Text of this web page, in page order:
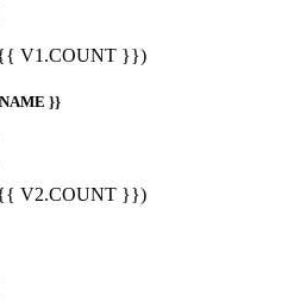
V1.COUNT }})
}}
V2.COUNT }})